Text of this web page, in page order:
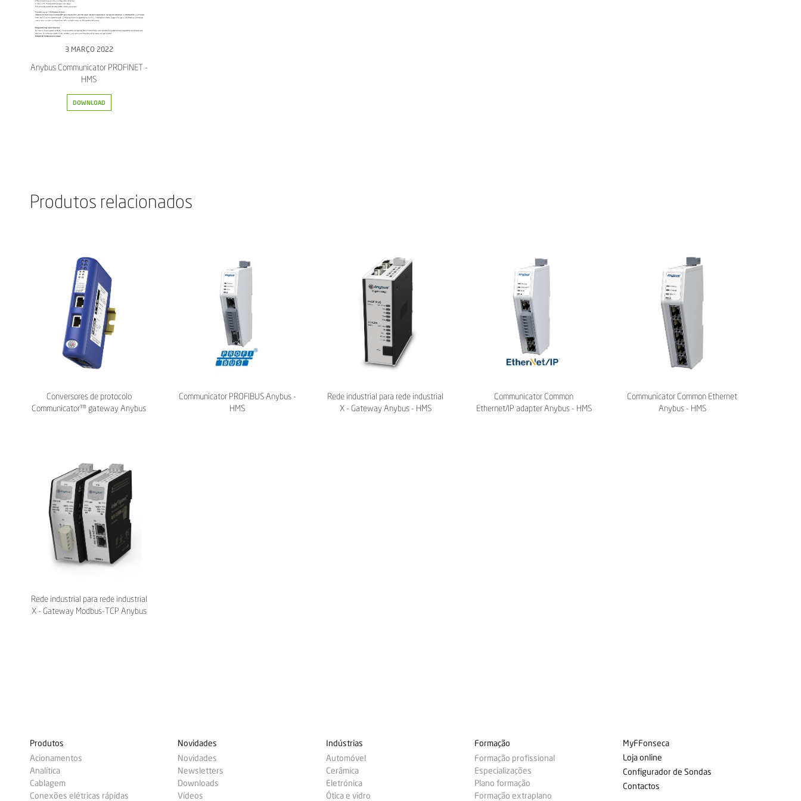
3 MARÇO 2022
Anybus Communicator PROFINET -
HMS
DOWNLOAD
Produtos relacionados
Conversores de protocolo
Communicator™ gateway Anybus
Communicator PROFIBUS Anybus -
HMS
Rede industrial para rede industrial
X - Gateway Anybus - HMS
Communicator Common
Ethernet/IP adapter Anybus - HMS
Communicator Common Ethernet
Anybus - HMS
Rede industrial para rede industrial
X - Gateway Modbus-TCP Anybus
Produtos
Acionamentos
Analítica
Cablagem
Conexões elétricas rápidas
Novidades
Novidades
Newsletters
Downloads
Vídeos
Indústrias
Automóvel
Cerâmica
Eletrónica
Ótica e vidro
Formação
Formação profissional
Especializações
Plano formação
Formação extraplano
MyFFonseca
Loja online
Configurador de Sondas
Contactos